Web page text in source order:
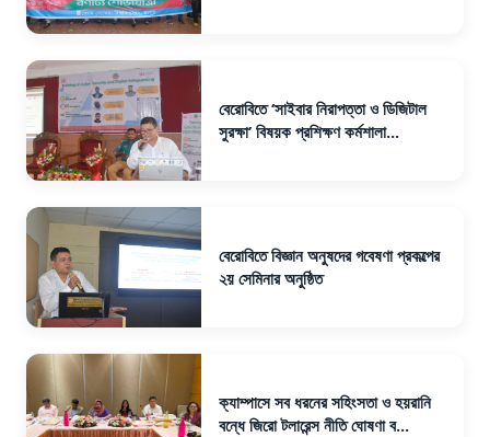
বেরোবিতে ‘সাইবার নিরাপত্তা ও ডিজিটাল
সুরক্ষা’ বিষয়ক প্রশিক্ষণ কর্মশালা...
বেরোবিতে বিজ্ঞান অনুষদের গবেষণা প্রকল্পের
২য় সেমিনার অনুষ্ঠিত
ক্যাম্পাসে সব ধরনের সহিংসতা ও হয়রানি
বন্ধে জিরো টলারেন্স নীতি ঘোষণা ব...